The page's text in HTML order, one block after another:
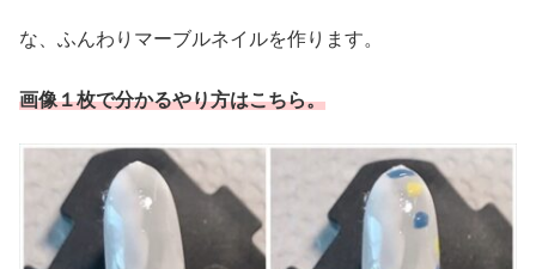
な、ふんわりマーブルネイルを作ります。
画像１枚で分かるやり方はこちら。